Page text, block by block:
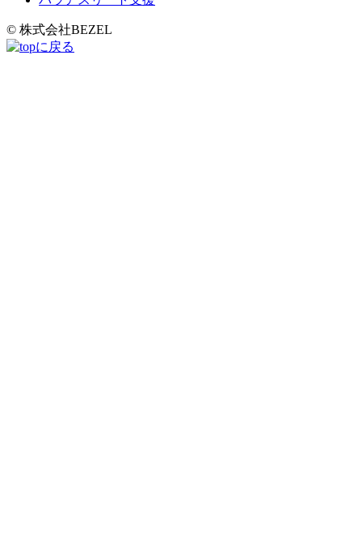
© 株式会社BEZEL